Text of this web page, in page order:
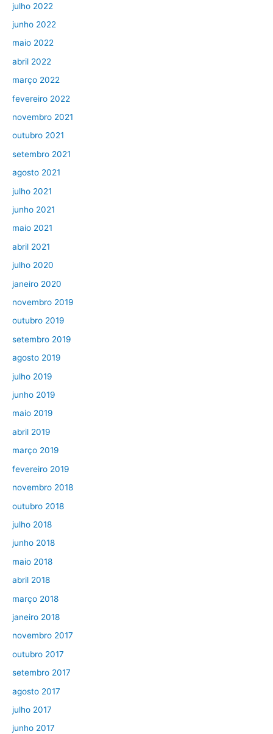
julho 2022
junho 2022
maio 2022
abril 2022
março 2022
fevereiro 2022
novembro 2021
outubro 2021
setembro 2021
agosto 2021
julho 2021
junho 2021
maio 2021
abril 2021
julho 2020
janeiro 2020
novembro 2019
outubro 2019
setembro 2019
agosto 2019
julho 2019
junho 2019
maio 2019
abril 2019
março 2019
fevereiro 2019
novembro 2018
outubro 2018
julho 2018
junho 2018
maio 2018
abril 2018
março 2018
janeiro 2018
novembro 2017
outubro 2017
setembro 2017
agosto 2017
julho 2017
junho 2017